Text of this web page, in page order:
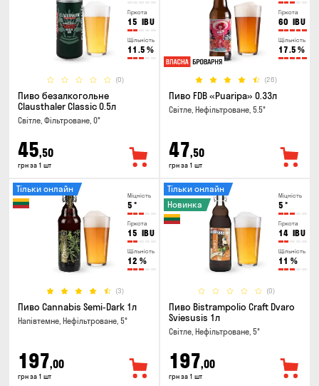
Гіркота
15 IBU
Щільність
11.5 %
(0)
Пиво безалкогольне
Clausthaler Classic 0.5л
Світле, Фільтроване, 0°
45,50
грн за 1 шт
Гіркота
60 IBU
Щільність
17.5 %
(26)
Пиво FDB «Puaripa» 0.33л
Світле, Нефільтроване, 5.5°
47,50
грн за 1 шт
Міцність
5 °
Гіркота
15 IBU
Щільність
12 %
(3)
Тільки онлайн
Пиво Cannabis Semi-Dark 1л
Напівтемне, Нефільтроване, 5°
197,00
грн за 1 шт
Міцність
5 °
Гіркота
14 IBU
Щільність
11 %
(0)
Тільки онлайн
Новинка
Пиво Bistrampolio Craft Dvaro
Sviesusis 1л
Світле, Нефільтроване, 5°
197,00
грн за 1 шт